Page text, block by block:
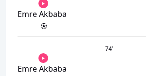
Emre Akbaba
74’
Emre Akbaba